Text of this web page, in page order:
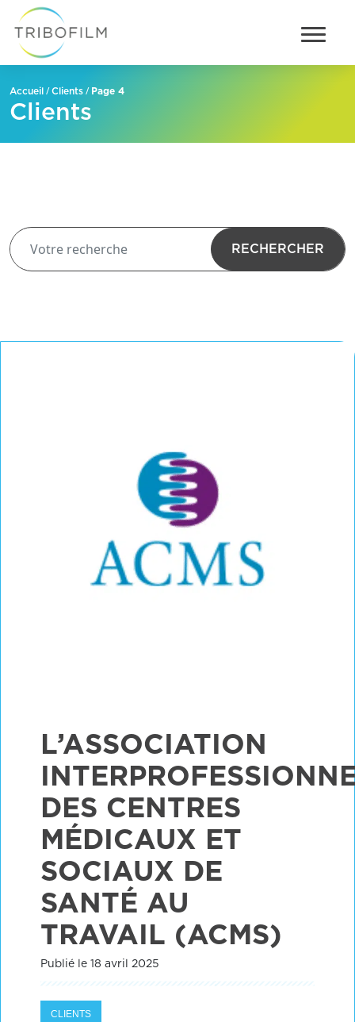
Accueil /Clients / Page 4
Clients
RECHERCHER
L’ASSOCIATION
DES CENTRES
MÉDICAUX ET
SOCIAUX DE
SANTÉ AU
TRAVAIL (ACMS)
Publié le 18 avril 2025
CLIENTS